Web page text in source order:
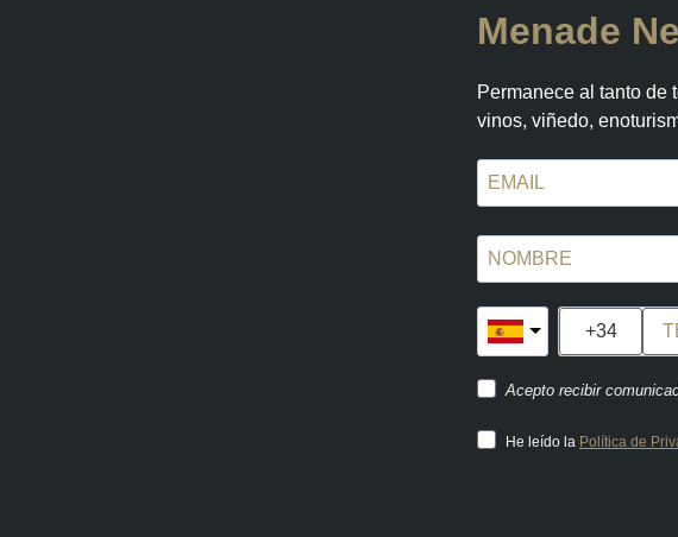
Menade
Permanece al tanto de
vinos, viñedo,
Acepto recibir
He leído la Política de